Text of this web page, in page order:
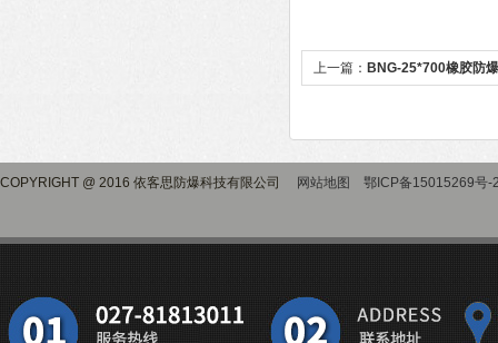
上一篇： BNG-25*700橡胶防
COPYRIGHT @ 2016 依客思防爆科技有限公司 网站地图 鄂ICP备15015269号-